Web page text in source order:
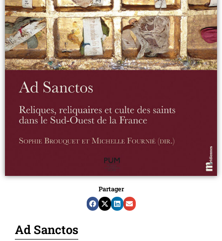
Partager
Ad Sanctos